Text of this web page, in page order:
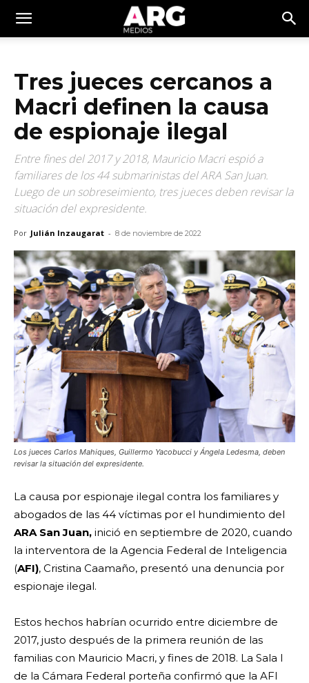
Tres jueces cercanos a
Macri definen la causa
de espionaje ilegal
Entre fines del 2017 y 2018, Mauricio Macri espió a
familiares de los 44 submarinistas del ARA San Juan.
Luego de un sobreseimiento, tres jueces deben revisar la
situación del expresidente.
Por Julián Inzaugarat - 8 de noviembre de 2022
Los jueces Carlos Mahiques, Guillermo Yacobucci y Ángela Ledesma, deben
revisar la situación del expresidente.
La causa por espionaje ilegal contra los familiares y
abogados de las 44 víctimas por el hundimiento del
ARA San Juan, inició en septiembre de 2020, cuando
la interventora de la Agencia Federal de Inteligencia
(AFI), Cristina Caamaño, presentó una denuncia por
espionaje ilegal.
Estos hechos habrían ocurrido entre diciembre de
2017, justo después de la primera reunión de las
familias con Mauricio Macri, y fines de 2018. La Sala I
de la Cámara Federal porteña confirmó que la AFI